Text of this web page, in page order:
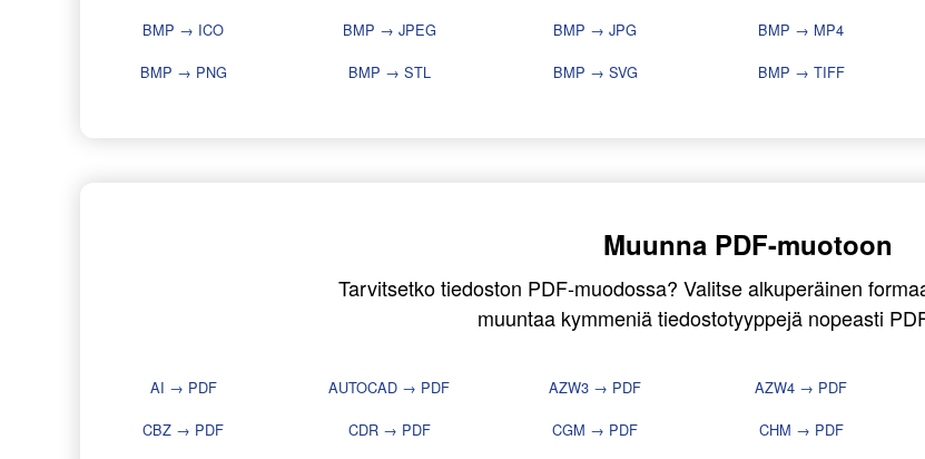
BMP → ICO
BMP → JPEG BMP → JPG BMP → MP4
BMP → PNG
BMP → STL BMP → SVG BMP → TIFF
Muunna PDF-muotoon
Tarvitsetko tiedoston PDF-muodossa? Valitse alkuperäinen
muuntaa kymmeniä tiedostotyyppejä nopeasti
AI → PDF AUTOCAD → PDF AZW3 → PDF AZW4 → PDF
CBZ → PDF
CDR → PDF CGM → PDF CHM → PDF